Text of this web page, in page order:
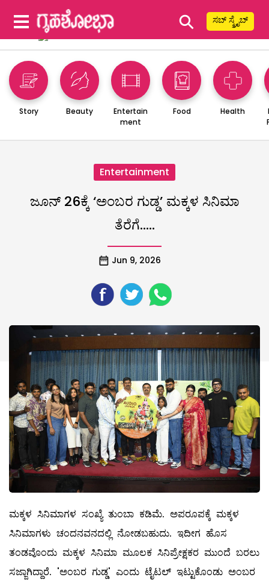
⚲ ಸಬ್ ಸ್ಕ್ರೈಬ್
Story Beauty
Entertain
ment
Food Health
Entertainment
ಜೂನ್ 26ಕ್ಕೆ ‘ಅಂಬರ ಗುಡ್ಡ’ ಮಕ್ಕಳ ಸಿನಿಮಾ
ತೆರೆಗೆ…..
Jun 9, 2026
ಮಕ್ಕಳ ಸಿನಿಮಾಗಳ ಸಂಖ್ಯೆ ತುಂಬಾ ಕಡಿಮೆ. ಅಪರೂಪಕ್ಕೆ ಮಕ್ಕಳ
ಸಿನಿಮಾಗಳು ಚಂದನವನದಲ್ಲಿ ನೋಡಬಹುದು. ಇದೀಗ ಹೊಸ
ತಂಡವೊಂದು ಮಕ್ಕಳ ಸಿನಿಮಾ ಮೂಲಕ ಸಿನಿಪ್ರೇಕ್ಷಕರ ಮುಂದೆ ಬರಲು
ಸಜ್ಜಾಗಿದ್ದಾರೆ. 'ಅಂಬರ ಗುಡ್ಡ' ಎಂದು ಟೈಟಲ್ ಇಟ್ಟುಕೊಂಡು ಅಂಬರ